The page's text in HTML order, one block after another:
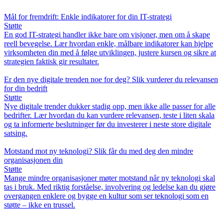
Mål for fremdrift: Enkle indikatorer for din IT-strategi
Støtte
En god IT-strategi handler ikke bare om visjoner, men om å skape
reell bevegelse. Lær hvordan enkle, målbare indikatorer kan hjelpe
virksomheten din med å følge utviklingen, justere kursen og sikre at
strategien faktisk gir resultater.
Er den nye digitale trenden noe for deg? Slik vurderer du relevansen
for din bedrift
Støtte
Nye digitale trender dukker stadig opp, men ikke alle passer for alle
bedrifter. Lær hvordan du kan vurdere relevansen, teste i liten skala
og ta informerte beslutninger før du investerer i neste store digitale
satsing.
Motstand mot ny teknologi? Slik får du med deg den mindre
organisasjonen din
Støtte
Mange mindre organisasjoner møter motstand når ny teknologi skal
tas i bruk. Med riktig forståelse, involvering og ledelse kan du gjøre
overgangen enklere og bygge en kultur som ser teknologi som en
støtte – ikke en trussel.